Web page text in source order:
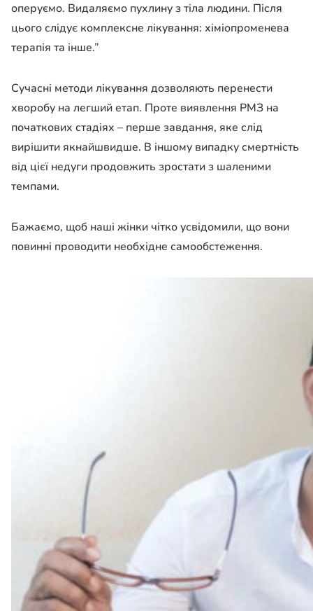
оперуємо. Видаляємо пухлину з тіла людини. Після
цього слідує комплексне лікування: хіміопроменева
терапія та інше.”
Сучасні методи лікування дозволяють перенести
хворобу на легший етап. Проте виявлення РМЗ на
початкових стадіях – перше завдання, яке слід
вирішити якнайшвидше. В іншому випадку смертність
від цієї недуги продовжить зростати з шаленими
темпами.
Бажаємо, щоб наші жінки чітко усвідомили, що вони
повинні проводити необхідне самообстеження.